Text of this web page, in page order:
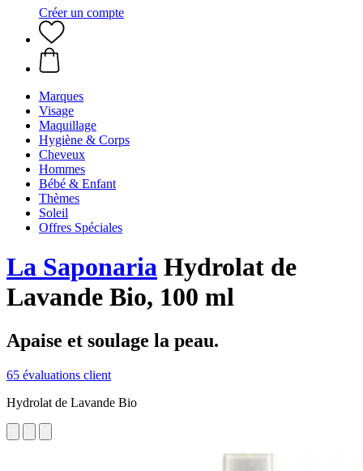
Créer un compte
Marques
Visage
Maquillage
Hygiène & Corps
Cheveux
Hommes
Bébé & Enfant
Thèmes
Soleil
Offres Spéciales
La Saponaria Hydrolat de
Lavande Bio, 100 ml
Apaise et soulage la peau.
65 évaluations client
Hydrolat de Lavande Bio